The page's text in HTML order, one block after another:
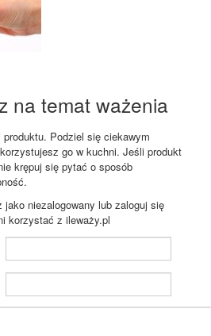
na temat ważenia
Podziel się ciekawym
go w kuchni. Jeśli produkt
krępuj się pytać o sposób
niezalogowany lub zaloguj się
korzystać z ileważy.pl